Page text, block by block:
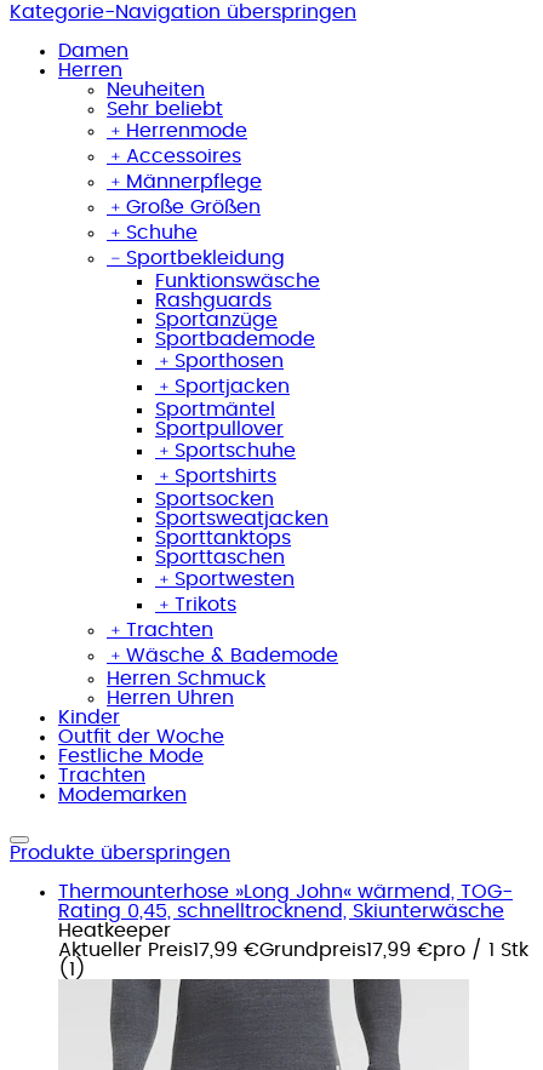
Kategorie-Navigation überspringen
Damen
Herren
Neuheiten
Sehr beliebt
﹢ Herrenmode
﹢ Accessoires
﹢ Männerpflege
﹢ Große Größen
﹢ Schuhe
﹣ Sportbekleidung
Funktionswäsche
Rashguards
Sportanzüge
Sportbademode
﹢ Sporthosen
﹢ Sportjacken
Sportmäntel
Sportpullover
﹢ Sportschuhe
﹢ Sportshirts
Sportsocken
Sportsweatjacken
Sporttanktops
Sporttaschen
﹢ Sportwesten
﹢ Trikots
﹢ Trachten
﹢ Wäsche & Bademode
Herren Schmuck
Herren Uhren
Kinder
Outfit der Woche
Festliche Mode
Trachten
Modemarken
Produkte überspringen
Thermounterhose »Long John« wärmend, TOG-
Rating 0,45, schnelltrocknend, Skiunterwäsche
Heatkeeper
Aktueller Preis17,99 €Grundpreis17,99 €pro / 1 Stk
( 1 )